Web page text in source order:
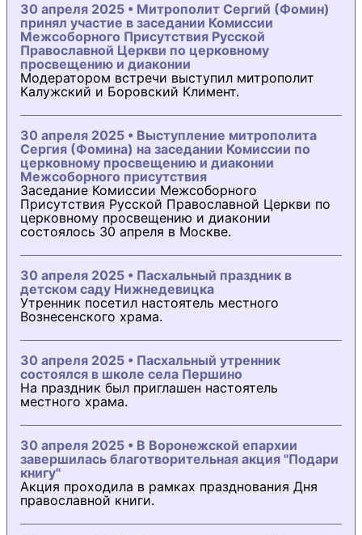
30 апреля 2025 • Митрополит Сергий (Фомин)
принял участие в заседании Комиссии
Межсоборного Присутствия Русской
Православной Церкви по церковному
просвещению и диаконии
Модератором встречи выступил митрополит
Калужский и Боровский Климент.
30 апреля 2025 • Выступление митрополита
Сергия (Фомина) на заседании Комиссии по
церковному просвещению и диаконии
Межсоборного присутствия
Заседание Комиссии Межсоборного
Присутствия Русской Православной Церкви по
церковному просвещению и диаконии
состоялось 30 апреля в Москве.
30 апреля 2025 • Пасхальный праздник в
детском саду Нижнедевицка
Утренник посетил настоятель местного
Вознесенского храма.
30 апреля 2025 • Пасхальный утренник
состоялся в школе села Першино
На праздник был приглашен настоятель
местного храма.
30 апреля 2025 • В Воронежской епархии
завершилась благотворительная акция "Подари
книгу"
Акция проходила в рамках празднования Дня
православной книги.